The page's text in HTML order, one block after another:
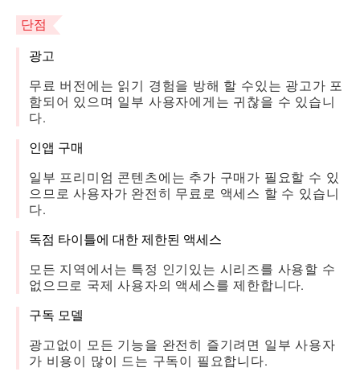
단점
광고
무료 버전에는 읽기 경험을 방해 할 수있는 광고가 포
함되어 있으며 일부 사용자에게는 귀찮을 수 있습니
다.
인앱 구매
일부 프리미엄 콘텐츠에는 추가 구매가 필요할 수 있
으므로 사용자가 완전히 무료로 액세스 할 수 있습니
다.
독점 타이틀에 대한 제한된 액세스
모든 지역에서는 특정 인기있는 시리즈를 사용할 수
없으므로 국제 사용자의 액세스를 제한합니다.
구독 모델
광고없이 모든 기능을 완전히 즐기려면 일부 사용자
가 비용이 많이 드는 구독이 필요합니다.